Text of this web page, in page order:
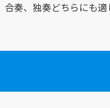
奏、独奏どちらにも適